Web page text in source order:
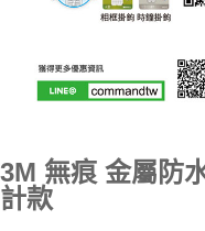
3M 無痕 金屬防
計款